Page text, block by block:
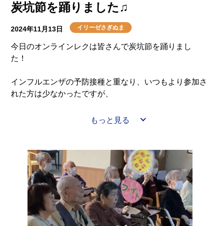
炭坑節を踊りました♫
2024年11月13日 イリーゼさぎぬま
今日のオンラインレクは皆さんで炭坑節を踊りまし
た！
インフルエンザの予防接種と重なり、いつもより参加さ
れた方は少なかったですが、
さぎぬまは歌うことが好きな方が多く、いっぱい声を出
ただ参加されるだけでも、音を聴いて楽しんで頂けてま
す💛💕
もっと見る